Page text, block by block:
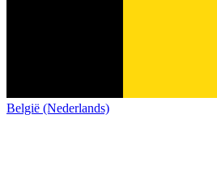
België (Nederlands)